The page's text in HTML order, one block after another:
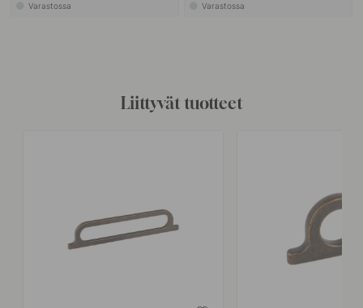
Varastossa Varastossa
Liittyvät tuotteet